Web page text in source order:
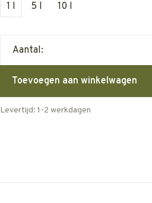
1 l 5 l 10 l
Aantal:
Toevoegen aan winkelwagen
Levertijd: 1-2 werkdagen